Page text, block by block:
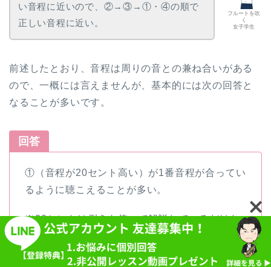
フルートを吹
く
女子学生
い音程に近いので、②→③→①・④の順で
正しい音程に近い。
前述したとおり、音程は周りの音との兼ね合いがある
ので、一概には言えませんが、基本的には次の回答と
なることが多いです。
回答
①（音程が20セント高い）が1番音程が合ってい
るように聴こえることが多い。
※20セントは例えを使って解説しているだけな
ので、一律20セント高いことを良しとしている
わけではありません。